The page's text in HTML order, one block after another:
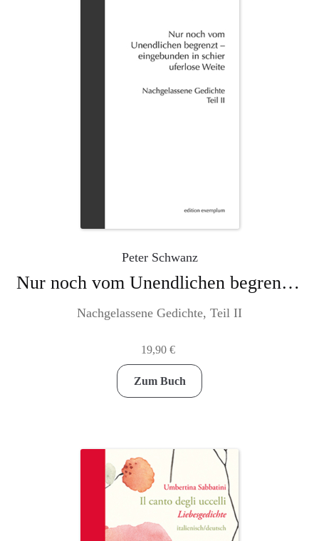
Peter Schwanz
Nur noch vom Unendlichen begrenzt – eingebunden in schier uferloser Weite
Nachgelassene Gedichte, Teil II
19,90€
Zum Buch